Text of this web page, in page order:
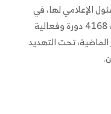
الإعلامي لها، في
تصريحات نقلها المصدر أونلاين، أنها رصدت 4168 دورة وفعالية
خلال ال 10 شهور الماضية، تحت التهديد